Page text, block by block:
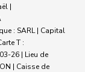
|
: SARL | Capital
T :
26 | Lieu de
| Caisse de